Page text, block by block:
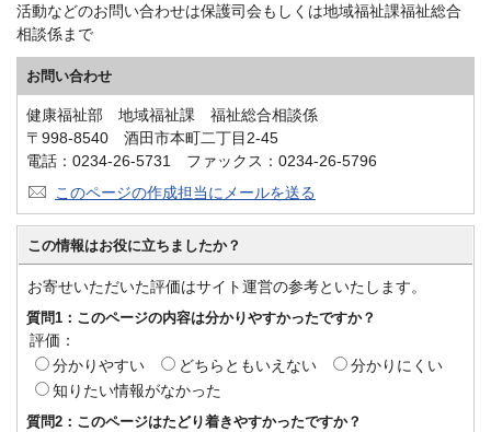
活動などのお問い合わせは保護司会もしくは地域福祉課福祉総合
相談係まで
お問い合わせ
健康福祉部 地域福祉課 福祉総合相談係
〒998-8540 酒田市本町二丁目2-45
電話：0234-26-5731 ファックス：0234-26-5796
このページの作成担当にメールを送る
この情報はお役に立ちましたか？
お寄せいただいた評価はサイト運営の参考といたします。
質問1：このページの内容は分かりやすかったですか？
評価：
分かりやすい
どちらともいえない
分かりにくい
知りたい情報がなかった
質問2：このページはたどり着きやすかったですか？